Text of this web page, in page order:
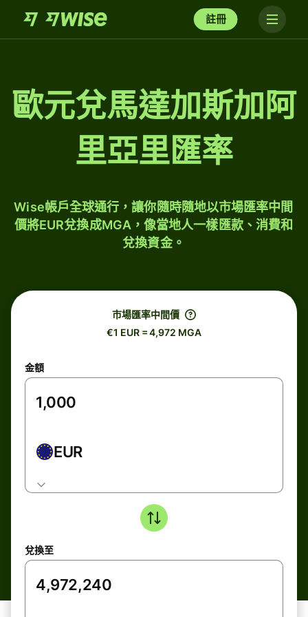
註冊
歐元兌馬達加斯加阿
里亞里匯率
Wise帳戶全球通行，讓你隨時隨地以市場匯率中間
價將EUR兌換成MGA，像當地人一樣匯款、消費和
兌換資金。
市場匯率中間價
€1 EUR = 4,972 MGA
金額
EUR
兌換至